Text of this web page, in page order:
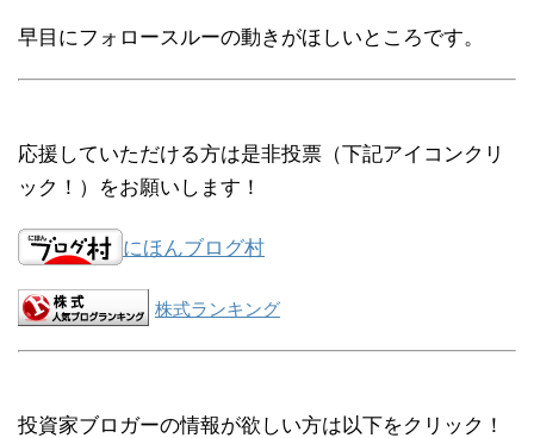
早目にフォロースルーの動きがほしいところです。
応援していただける方は是非投票（下記アイコンクリ
ック！）をお願いします！
にほんブログ村
株式ランキング
投資家ブロガーの情報が欲しい方は以下をクリック！